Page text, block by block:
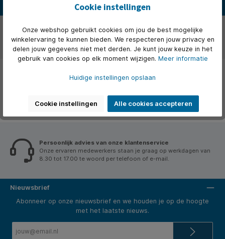
Over het merk
Beoordelingen
Persoonlijk advies van onze klantenservice
Onze ervaren medewerkers staan je graag op werkdagen van
8.30 tot 17.00 te woord per telefoon of e-mail.
Nieuwsbrief
Abonneer op onze nieuwsbrief en we houden je op de hoogte
met het laatste nieuws.
Cookie instellingen
Onze webshop gebruikt cookies om jou de best mogelijke
winkelervaring te kunnen bieden. We respecteren jouw privacy en
delen jouw gegevens niet met derden. Je kunt jouw keuze in het
gebruik van cookies op elk moment wijzigen. Meer informatie
Huidige instellingen opslaan
Cookie instellingen Alle cookies accepteren